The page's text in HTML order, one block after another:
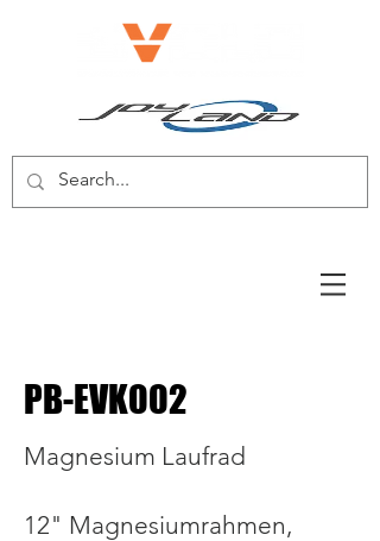
PB-EVK002
Magnesium Laufrad
12" Magnesiumrahmen,